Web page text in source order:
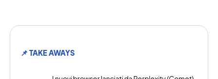
📌 TAKE AWAYS